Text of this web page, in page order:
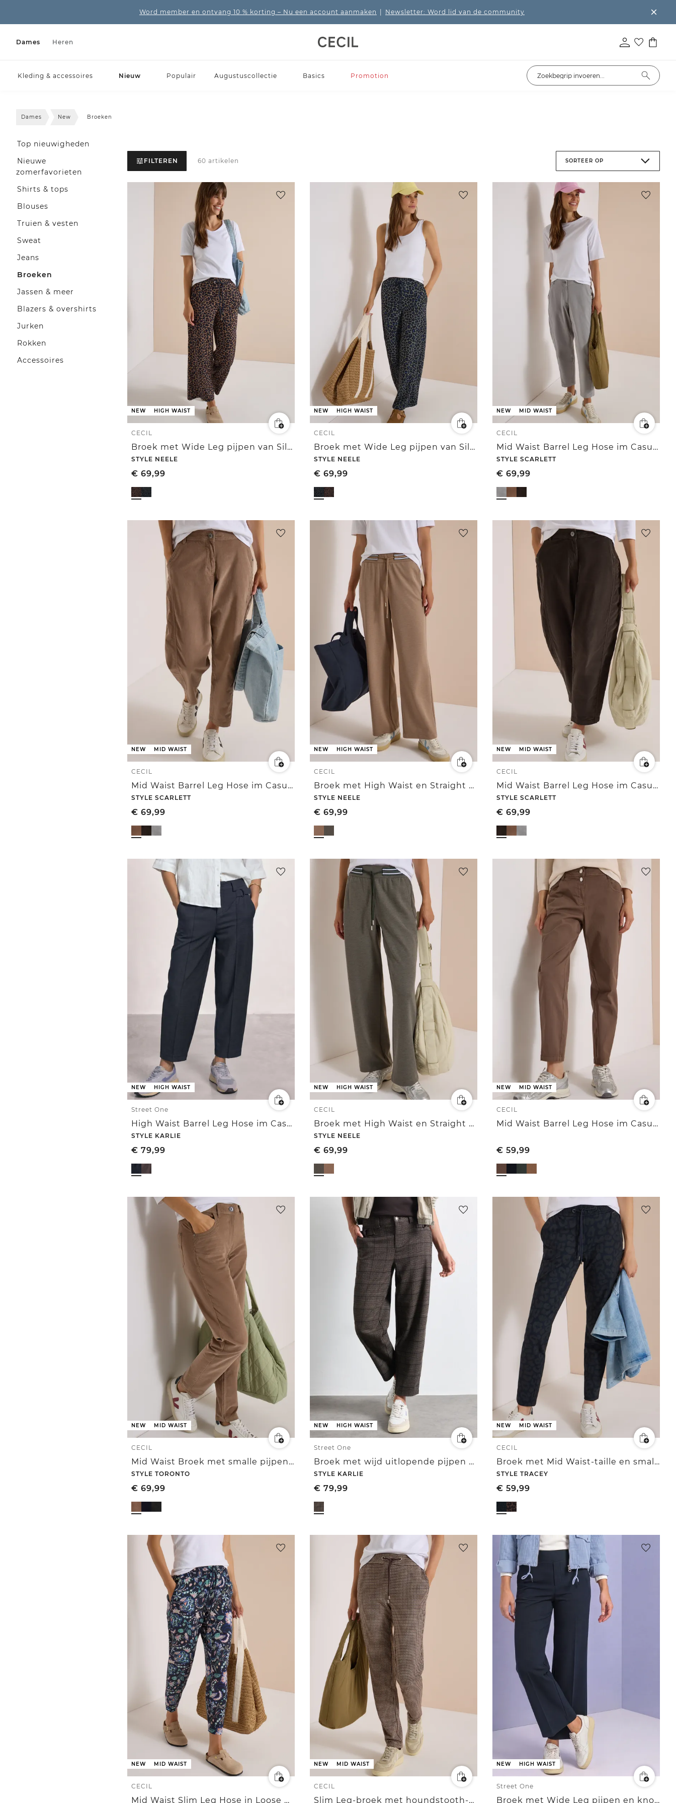
Word member en ontvang 10 % korting – Nu een account aanmaken Newsletter: Word lid van de community
Dames Heren
Kleding & accessoires Nieuw Populair Augustuscollectie Basics Promotion
Dames New Broeken
Top nieuwigheden
Nieuwe
zomerfavorieten
Shirts & tops
Blouses
Truien & vesten
Sweat
Jeans
Broeken
Jassen & meer
Blazers & overshirts
Jurken
Rokken
Accessoires
FILTEREN 60 artikelen SORTEER OP
NEW HIGH WAIST
CECIL
Broek met Wide Leg pijpen van Silk-Touch-kwaliteit
STYLE NEELE
€ 69,99
NEW HIGH WAIST
CECIL
Broek met Wide Leg pijpen van Silk-Touch-kwaliteit
STYLE NEELE
€ 69,99
NEW MID WAIST
CECIL
Mid Waist Barrel Leg Hose im Casual Fit
STYLE SCARLETT
€ 69,99
NEW MID WAIST
CECIL
Mid Waist Barrel Leg Hose im Casual Fit
STYLE SCARLETT
€ 69,99
NEW HIGH WAIST
CECIL
Broek met High Waist en Straight Leg pijpen, met patroon
STYLE NEELE
€ 69,99
NEW MID WAIST
CECIL
Mid Waist Barrel Leg Hose im Casual Fit
STYLE SCARLETT
€ 69,99
NEW HIGH WAIST
Street One
High Waist Barrel Leg Hose im Casual Fit
STYLE KARLIE
€ 79,99
NEW HIGH WAIST
CECIL
Broek met High Waist en Straight Leg pijpen, met patroon
STYLE NEELE
€ 69,99
NEW MID WAIST
CECIL
Mid Waist Barrel Leg Hose im Casual Fit
€ 59,99
NEW MID WAIST
CECIL
Mid Waist Broek met smalle pijpen in Slim Fit
STYLE TORONTO
€ 69,99
NEW HIGH WAIST
Street One
Broek met wijd uitlopende pijpen en gespdetails
STYLE KARLIE
€ 79,99
NEW MID WAIST
CECIL
Broek met Mid Waist-taille en smalle pijpen in Slim Fit-pasvorm
STYLE TRACEY
€ 59,99
NEW MID WAIST
CECIL
Mid Waist Slim Leg Hose in Loose Fit
NEW MID WAIST
CECIL
Slim Leg-broek met houndstooth-patroon
NEW HIGH WAIST
Street One
Broek met Wide Leg pijpen en knoopdetails